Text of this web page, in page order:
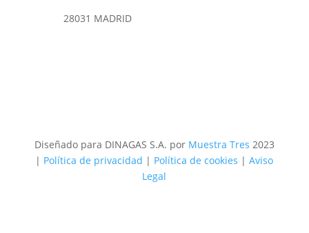
28031 MADRID
Diseñado para DINAGAS S.A. por Muestra Tres 2023
| Política de privacidad | Política de cookies |Aviso
Legal